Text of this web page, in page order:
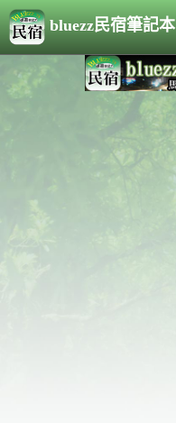
bluezz民宿筆記本